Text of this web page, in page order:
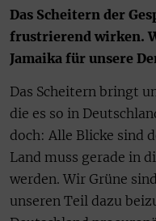
Das Scheitern der
frustrierend wirken.
Jamaika für unsere
Das Scheitern bringt
die es so in
doch: Alle Blicke sind
Land muss gerade in
werden. Wir Grüne
unseren Teil dazu